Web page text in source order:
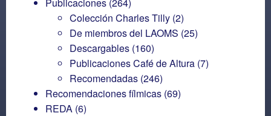
Colección Charles Tilly (2)
De miembros del LAOMS (25)
Descargables (160)
Publicaciones Café de Altura (7)
Recomendadas (246)
Recomendaciones fílmicas (69)
REDA (6)